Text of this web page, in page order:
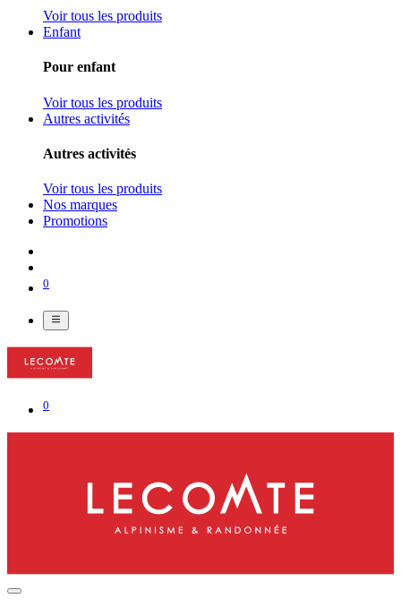
Voir tous les produits
Enfant
Pour enfant
Voir tous les produits
Autres activités
Autres activités
Voir tous les produits
Nos marques
Promotions
0
0